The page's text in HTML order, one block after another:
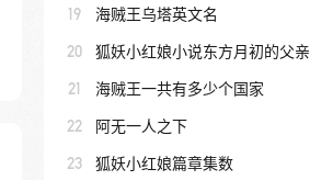
19 海贼王乌塔英文名
20 狐妖小红娘小说东方月初的父亲
21 海贼王一共有多少个国家
22 阿无一人之下
23 狐妖小红娘篇章集数